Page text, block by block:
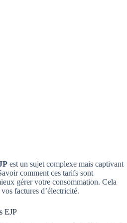
est un sujet complexe mais captivant
comment ces tarifs sont
gérer votre consommation. Cela
factures d’électricité.
EJP